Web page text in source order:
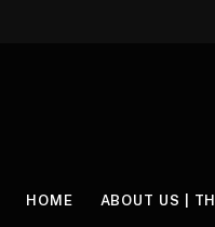
HOME ABOUT US |